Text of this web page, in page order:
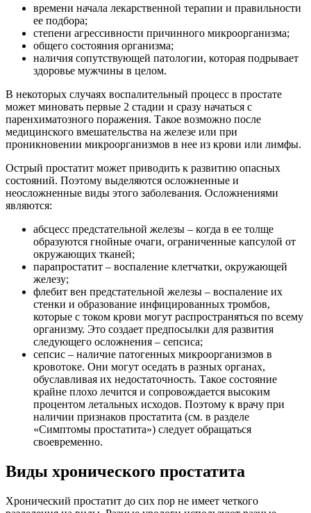
времени начала лекарственной терапии и правильности
ее подбора;
степени агрессивности причинного микроорганизма;
общего состояния организма;
наличия сопутствующей патологии, которая подрывает
здоровье мужчины в целом.
В некоторых случаях воспалительный процесс в простате
может миновать первые 2 стадии и сразу начаться с
паренхиматозного поражения. Такое возможно после
медицинского вмешательства на железе или при
проникновении микроорганизмов в нее из крови или лимфы.
Острый простатит может приводить к развитию опасных
состояний. Поэтому выделяются осложненные и
неосложненные виды этого заболевания. Осложнениями
являются:
абсцесс предстательной железы – когда в ее толще
образуются гнойные очаги, ограниченные капсулой от
окружающих тканей;
парапростатит – воспаление клетчатки, окружающей
железу;
флебит вен предстательной железы – воспаление их
стенки и образование инфицированных тромбов,
которые с током крови могут распространяться по всему
организму. Это создает предпосылки для развития
следующего осложнения – сепсиса;
сепсис – наличие патогенных микроорганизмов в
кровотоке. Они могут оседать в разных органах,
обуславливая их недостаточность. Такое состояние
крайне плохо лечится и сопровождается высоким
процентом летальных исходов. Поэтому к врачу при
наличии признаков простатита (см. в разделе
«Симптомы простатита») следует обращаться
своевременно.
Виды хронического простатита
Хронический простатит до сих пор не имеет четкого